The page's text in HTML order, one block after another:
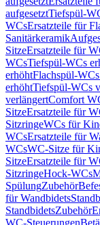
aufgesetztTiefspül-
WCsErsatzteile für
Sanitärkeramik
SitzeErsatzteile für
WCsTiefspül-WCs
erhöhtFlachspül-
erhöhtTiefspül-WCs
verlängertComfort
SitzeErsatzteile für
SitzringeWCs für
WCsErsatzteile für
WCsWC-Sitze für
SitzeErsatzteile für
SitzringeHock-WCs
SpülungZubehör
für Wandbidets
StandbidetsZubehör
WC-Steuerungen